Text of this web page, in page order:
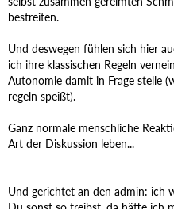
bestreiten.
Und deswegen fühlen sich hier
ich ihre klassischen Regeln
Autonomie damit in Frage stelle
regeln speißt).
Ganz normale menschliche
Art der Diskussion leben...
Und gerichtet an den admin: ich